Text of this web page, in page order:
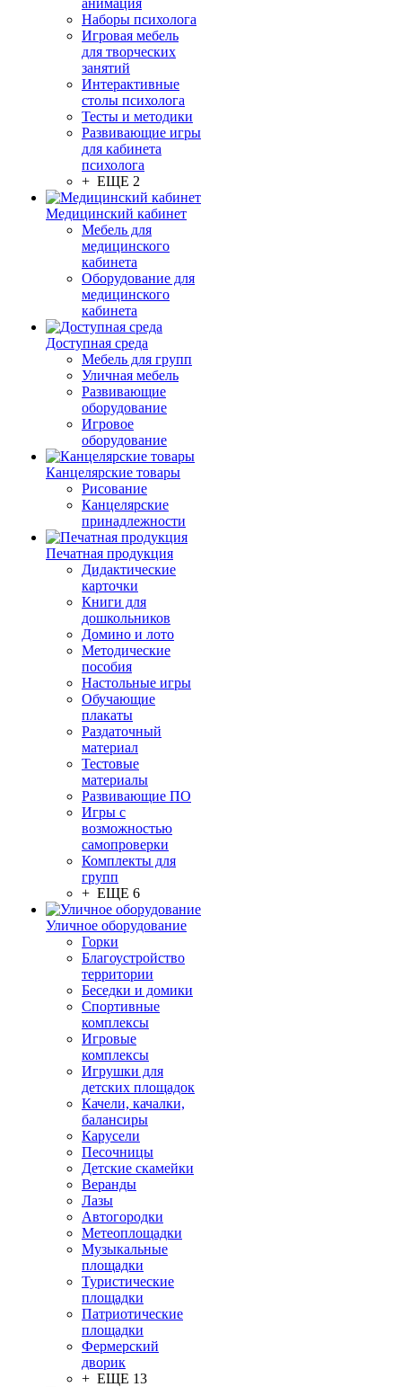
анимация
Наборы психолога
Игровая мебель
для творческих
занятий
Интерактивные
столы психолога
Тесты и методики
Развивающие игры
для кабинета
психолога
+ ЕЩЕ 2
Медицинский кабинет
Мебель для
медицинского
кабинета
Оборудование для
медицинского
кабинета
Доступная среда
Мебель для групп
Уличная мебель
Развивающие
оборудование
Игровое
оборудование
Канцелярские товары
Рисование
Канцелярские
принадлежности
Печатная продукция
Дидактические
карточки
Книги для
дошкольников
Домино и лото
Методические
пособия
Настольные игры
Обучающие
плакаты
Раздаточный
материал
Тестовые
материалы
Развивающие ПО
Игры с
возможностью
самопроверки
Комплекты для
групп
+ ЕЩЕ 6
Уличное оборудование
Горки
Благоустройство
территории
Беседки и домики
Спортивные
комплексы
Игровые
комплексы
Игрушки для
детских площадок
Качели, качалки,
балансиры
Карусели
Песочницы
Детские скамейки
Веранды
Лазы
Автогородки
Метеоплощадки
Музыкальные
площадки
Туристические
площадки
Патриотические
площадки
Фермерский
дворик
+ ЕЩЕ 13